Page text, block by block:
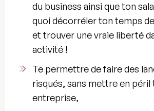
du business ainsi que ton
quoi décorréler ton temps
et trouver une vraie liberté
activité !
Te permettre de faire des
risqués, sans mettre en péril
entreprise,